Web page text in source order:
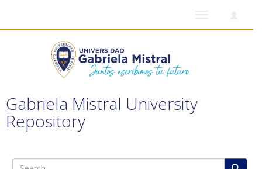
Gabriela Mistral University
Repository